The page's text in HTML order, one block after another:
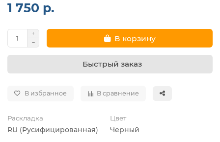
1 750 р.
В корзину
Быстрый заказ
В избранное В сравнение
Раскладка
RU (Русифицированная)
Цвет
Черный